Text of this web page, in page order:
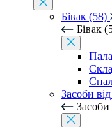
Бівак (58)
Бівак
Засоби
Засоби